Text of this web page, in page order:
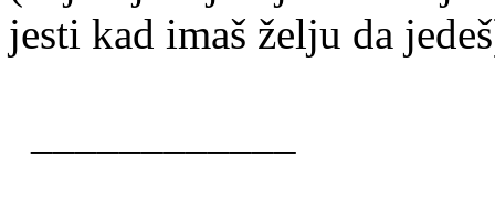
jesti kad imaš želju da